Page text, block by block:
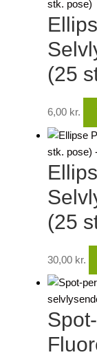
(25
6,00 kr.
(25
30,00 kr.